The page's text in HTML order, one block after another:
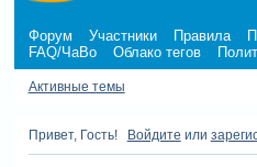
Форум Участники Правила
FAQ/ЧаВо
Облако тегов
Активные темы
Привет, Гость! Войдите или